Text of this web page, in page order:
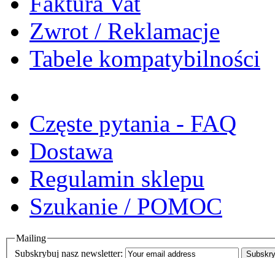
Zwrot / Reklamacje
Tabele kompatybilności
Częste pytania - FAQ
Dostawa
Regulamin sklepu
Szukanie / POMOC
Mailing
Subskrybuj nasz newsletter: